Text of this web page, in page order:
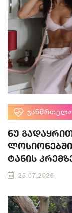
ნუ
ტანის
25.07.2026